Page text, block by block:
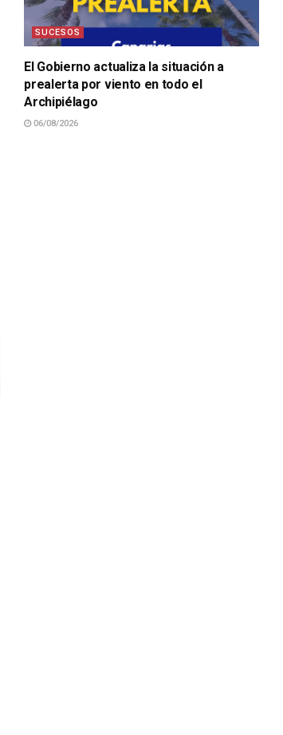
SUCESOS
El Gobierno actualiza la situación a
prealerta por viento en todo el
Archipiélago
06/08/2026